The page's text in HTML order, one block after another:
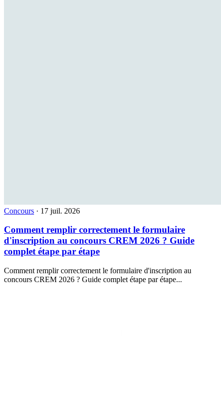
Concours · 17 juil. 2026
Comment remplir correctement le formulaire
d'inscription au concours CREM 2026 ? Guide
complet étape par étape
Comment remplir correctement le formulaire d'inscription au
concours CREM 2026 ? Guide complet étape par étape...